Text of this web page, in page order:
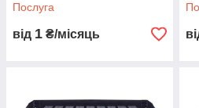
сервісне обслуговування
Послуга
від 1 ₴/місяць